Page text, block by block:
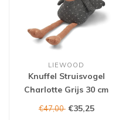
LIEWOOD
Knuffel Struisvogel
Charlotte Grijs 30 cm
€47,00 €35,25